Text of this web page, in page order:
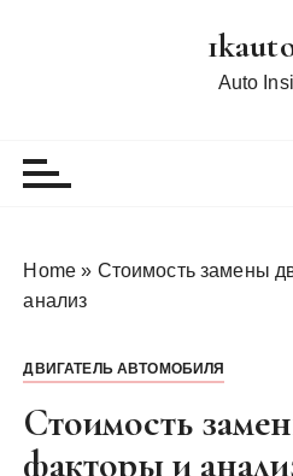
Auto
Home » Стоимость замены
анализ
ДВИГАТЕЛЬ АВТОМОБИЛЯ
Стоимость
факторы и